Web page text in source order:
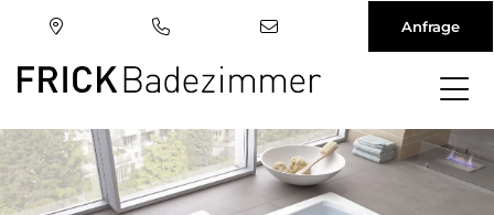
Direkt
zum
Inhalt
Anfrage